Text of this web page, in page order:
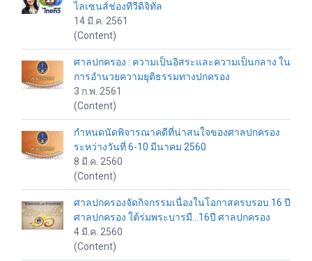
ไลเซนส์ช่องทีวีดิจิทัล
14 มี.ค. 2561
(Content)
ศาลปกครอง : ความเป็นอิสระและความเป็นกลาง ใน
การอำนวยความยุติธรรมทางปกครอง
3 ก.พ. 2561
(Content)
กำหนดนัดพิจารณาคดีที่น่าสนใจของศาลปกครอง
ระหว่างวันที่ 6-10 มีนาคม 2560
8 มี.ค. 2560
(Content)
ศาลปกครองจัดกิจกรรมเนื่องในโอกาสครบรอบ 16 ปี
ศาลปกครอง ใต้ร่มพระบารมี...16ปี ศาลปกครอง
4 มี.ค. 2560
(Content)